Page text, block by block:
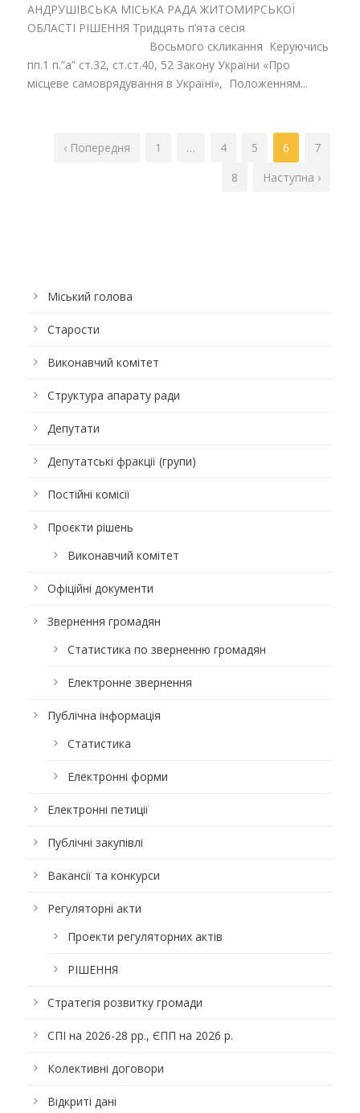
АНДРУШІВСЬКА МІСЬКА РАДА ЖИТОМИРСЬКОЇ
ОБЛАСТІ РІШЕННЯ Тридцять п’ята сесія
Восьмого скликання Керуючись
пп.1 п.”а” ст.32, ст.ст.40, 52 Закону України «Про
місцеве самоврядування в Україні», Положенням...
‹ Попередня 1 … 4 5 6
7
8
Наступна ›
Міський голова
Старости
Виконавчий комітет
Структура апарату ради
Депутати
Депутатські фракції (групи)
Постійні комісії
Проєкти рішень
Виконавчий комітет
Офіційні документи
Звернення громадян
Статистика по зверненню громадян
Електронне звернення
Публічна інформація
Статистика
Електронні форми
Електронні петиції
Публічні закупівлі
Вакансії та конкурси
Регуляторні акти
Проекти регуляторних актів
РІШЕННЯ
Стратегія розвитку громади
СПІ на 2026-28 рр., ЄПП на 2026 р.
Колективні договори
Відкриті дані